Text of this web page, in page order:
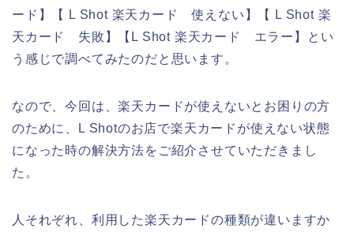
ード】【 L Shot 楽天カード 使えない】【 L Shot 楽
天カード 失敗】【L Shot 楽天カード エラー】とい
う感じで調べてみたのだと思います。
なので、今回は、楽天カードが使えないとお困りの方
のために、L Shotのお店で楽天カードが使えない状態
になった時の解決方法をご紹介させていただきまし
た。
人それぞれ、利用した楽天カードの種類が違いますか